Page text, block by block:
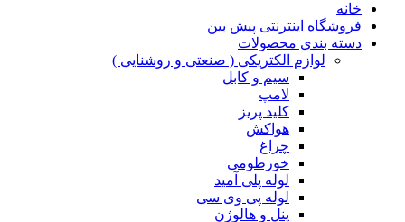
خانه
فروشگاه اینترنتی پیش بین
دسته بندی محصولات
لوازم الکتریکی ( صنعتی و روشنایی )
سیم و کابل
لامپ
کلید پریز
هواکش
چراغ
خورطومی
لوله پلی آمید
لوله پی وی سی
پنل و هالوژن